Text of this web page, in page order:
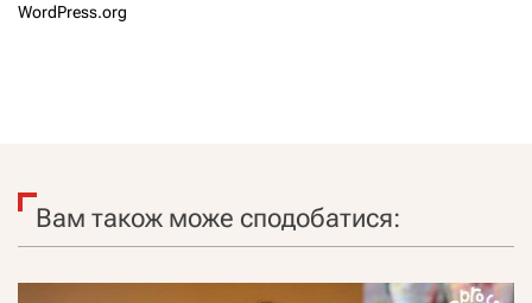
WordPress.org
Вам також може сподобатися: